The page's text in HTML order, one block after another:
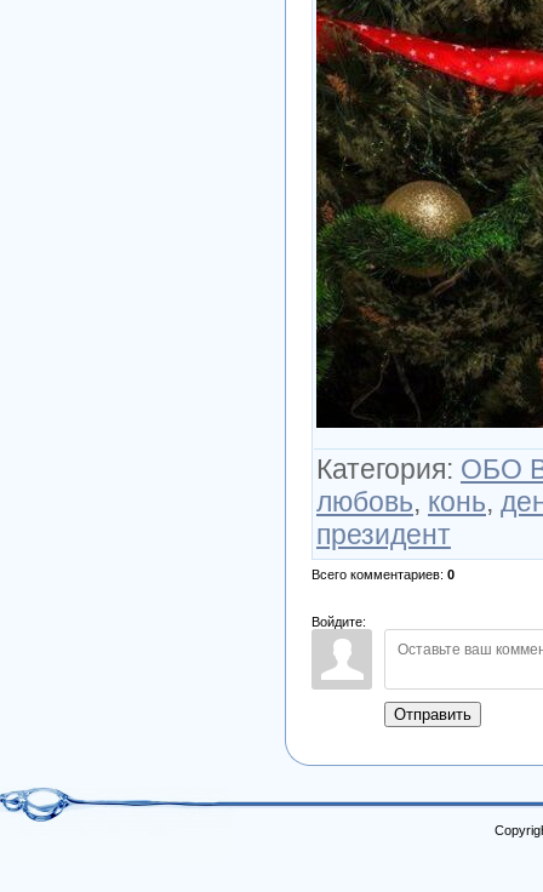
Категория: ОБО
любовь, конь,
президент
Всего комментариев: 0
Войдите:
Отправить